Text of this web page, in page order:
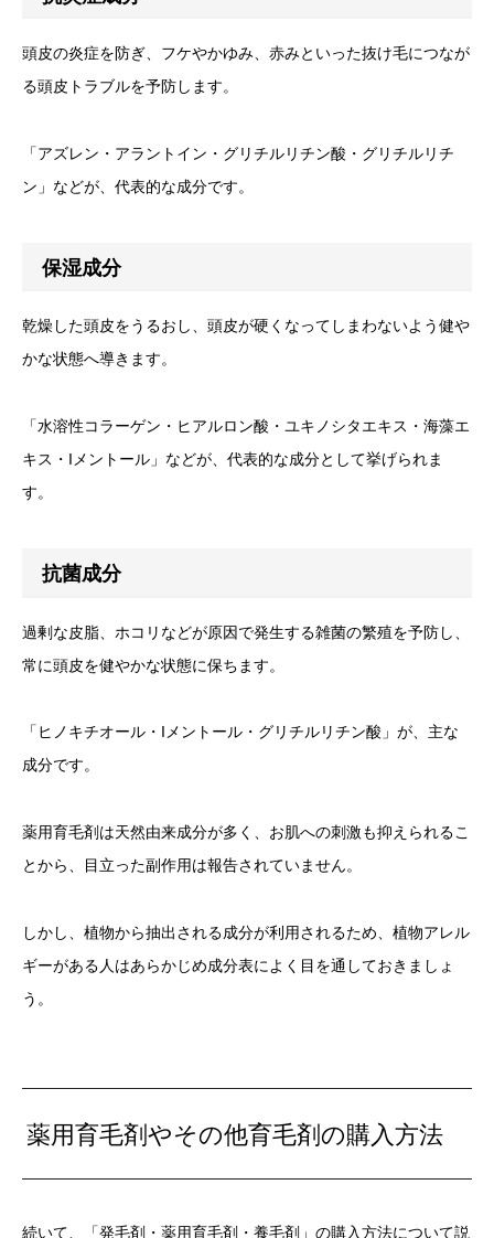
頭皮の炎症を防ぎ、フケやかゆみ、赤みといった抜け毛につなが
る頭皮トラブルを予防します。
「アズレン・アラントイン・グリチルリチン酸・グリチルリチ
ン」などが、代表的な成分です。
保湿成分
乾燥した頭皮をうるおし、頭皮が硬くなってしまわないよう健や
かな状態へ導きます。
「水溶性コラーゲン・ヒアルロン酸・ユキノシタエキス・海藻エ
キス・Iメントール」などが、代表的な成分として挙げられま
す。
抗菌成分
過剰な皮脂、ホコリなどが原因で発生する雑菌の繁殖を予防し、
常に頭皮を健やかな状態に保ちます。
「ヒノキチオール・Iメントール・グリチルリチン酸」が、主な
成分です。
薬用育毛剤は天然由来成分が多く、お肌への刺激も抑えられるこ
とから、目立った副作用は報告されていません。
しかし、植物から抽出される成分が利用されるため、植物アレル
ギーがある人はあらかじめ成分表によく目を通しておきましょ
う。
薬用育毛剤やその他育毛剤の購入方法
続いて、「発毛剤・薬用育毛剤・養毛剤」の購入方法について説